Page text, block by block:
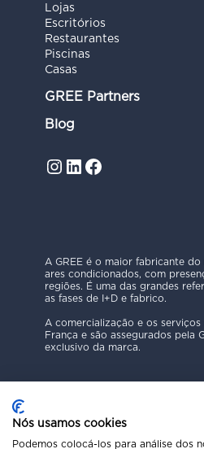
Lojas
Escritórios
Restaurantes
Piscinas
Casas
GREE Partners
Blog
Instagram
LinkedIn
Facebook
A GREE é o maior fabricante
ares condicionados, com
regiões. É uma das grandes
as fases de I+D e fabrico.
A comercialização e os serviços
França e são assegurados pela
exclusivo da marca.
Nós usamos cookies
Podemos colocá-los para análise dos